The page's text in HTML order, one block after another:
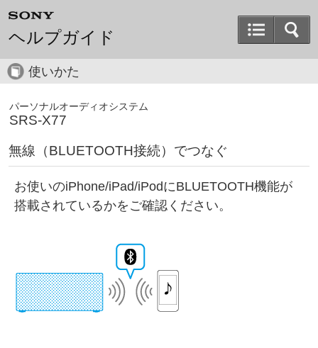
ヘルプガイド
使いかた
パーソナルオーディオシステム
SRS-X77
無線（BLUETOOTH接続）でつなぐ
お使いのiPhone/iPad/iPodにBLUETOOTH機能が
搭載されているかをご確認ください。